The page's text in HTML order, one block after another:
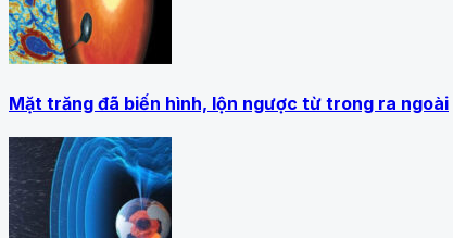
Mặt trăng đã biến hình, lộn ngược từ trong ra ngoài